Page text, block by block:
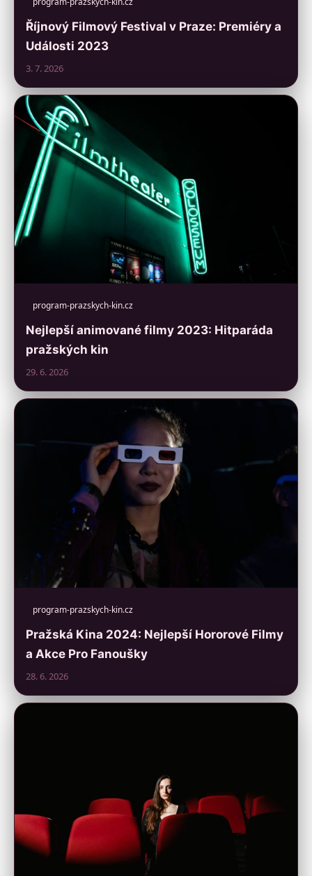
Říjnový Filmový Festival v Praze: Premiéry a
Události 2023
3. 7. 2026
program-prazskych-kin.cz
Nejlepší animované filmy 2023: Hitparáda
pražských kin
29. 6. 2026
program-prazskych-kin.cz
Pražská Kina 2024: Nejlepší Hororové Filmy
a Akce Pro Fanoušky
28. 6. 2026